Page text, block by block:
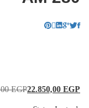
22.850,00EGP
EGP